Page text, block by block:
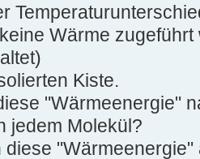
Wärme
Kiste.
"Wärmeenergie"
jedem Molekül?
"Wärmeenergie"